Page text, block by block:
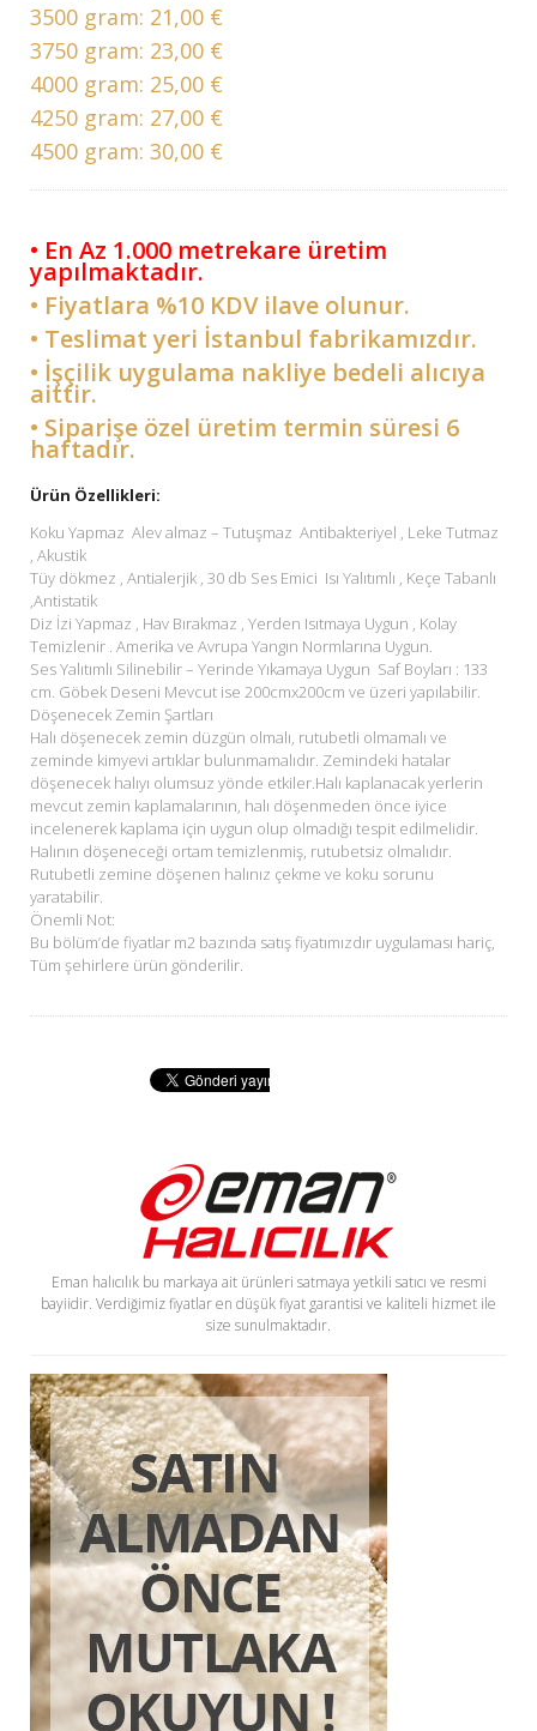
3500 gram: 21,00 €
3750 gram: 23,00 €
4000 gram: 25,00 €
4250 gram: 27,00 €
4500 gram: 30,00 €
• En Az 1.000 metrekare üretim
yapılmaktadır.
• Fiyatlara %10 KDV ilave olunur.
• Teslimat yeri İstanbul fabrikamızdır.
• İşçilik uygulama nakliye bedeli alıcıya
aittir.
• Siparişe özel üretim termin süresi 6
haftadır.
Ürün Özellikleri:
Koku Yapmaz Alev almaz – Tutuşmaz Antibakteriyel , Leke Tutmaz
, Akustik
Tüy dökmez , Antialerjik , 30 db Ses Emici Isı Yalıtımlı , Keçe Tabanlı
,Antistatik
Diz İzi Yapmaz , Hav Bırakmaz , Yerden Isıtmaya Uygun , Kolay
Temizlenir . Amerika ve Avrupa Yangın Normlarına Uygun.
Ses Yalıtımlı Silinebilir – Yerinde Yıkamaya Uygun Saf Boyları : 133
cm. Göbek Deseni Mevcut ise 200cmx200cm ve üzeri yapılabilir.
Döşenecek Zemin Şartları
Halı döşenecek zemin düzgün olmalı, rutubetli olmamalı ve
zeminde kimyevi artıklar bulunmamalıdır. Zemindeki hatalar
döşenecek halıyı olumsuz yönde etkiler.Halı kaplanacak yerlerin
mevcut zemin kaplamalarının, halı döşenmeden önce iyice
incelenerek kaplama için uygun olup olmadığı tespit edilmelidir.
Halının döşeneceği ortam temizlenmiş, rutubetsiz olmalıdır.
Rutubetli zemine döşenen halınız çekme ve koku sorunu
yaratabilir.
Önemli Not:
Bu bölüm’de fiyatlar m2 bazında satış fiyatımızdır uygulaması hariç,
Tüm şehirlere ürün gönderilir.
Eman halıcılık bu markaya ait ürünleri satmaya yetkili satıcı ve resmi
bayiidir. Verdiğimiz fiyatlar en düşük fiyat garantisi ve kaliteli hizmet ile
size sunulmaktadır.